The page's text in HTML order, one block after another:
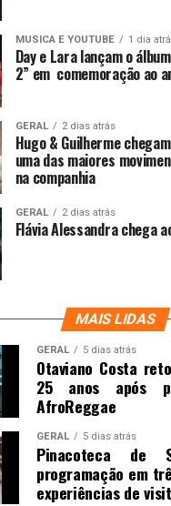
MUSICA E YOUTUBE 1 dia
Day e Lara lançam o
2” em comemoração ao
GERAL 2 dias atrás
Hugo & Guilherme
uma das maiores
na companhia
GERAL 2 dias atrás
Flávia Alessandra chega
MAIS LIDAS
GERAL 5 dias atrás
Otaviano Costa
25 anos após
AfroReggae
GERAL 5 dias atrás
Pinacoteca de
programação em
experiências de